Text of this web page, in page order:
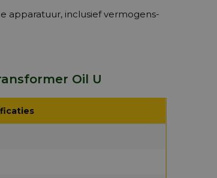
apparatuur, inclusief vermogens-
Oil U